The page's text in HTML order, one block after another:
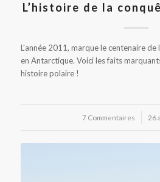
L’histoire de la
L'année 2011, marque le centenaire de
en Antarctique. Voici les faits
histoire polaire !
7 Commentaires
/ 26